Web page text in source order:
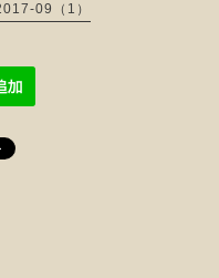
09（1）